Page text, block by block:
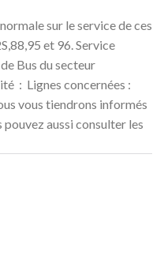
sur le service de ces
et 96. Service
Bus du secteur
: Lignes concernées :
vous tiendrons informés
pouvez aussi consulter les